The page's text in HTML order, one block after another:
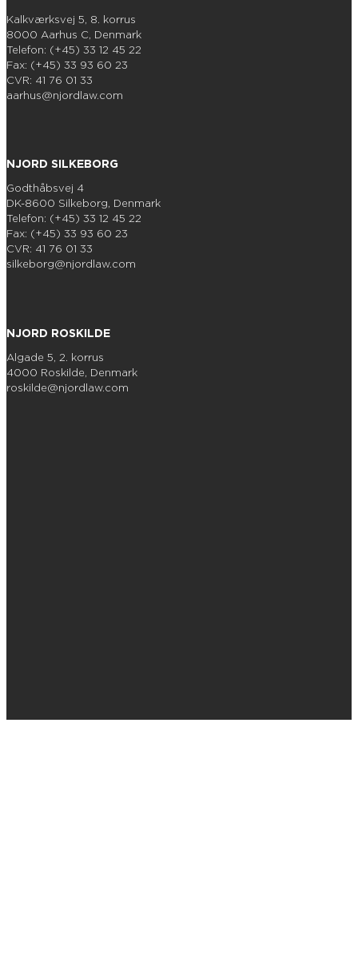
Kalkværksvej 5, 8. korrus
8000 Aarhus C, Denmark
Telefon: (+45) 33 12 45 22
Fax: (+45) 33 93 60 23
CVR: 41 76 01 33
aarhus@njordlaw.com
NJORD SILKEBORG
Godthåbsvej 4
DK-8600 Silkeborg, Denmark
Telefon: (+45) 33 12 45 22
Fax: (+45) 33 93 60 23
CVR: 41 76 01 33
silkeborg@njordlaw.com
NJORD ROSKILDE
Algade 5, 2. korrus
4000 Roskilde, Denmark
roskilde@njordlaw.com